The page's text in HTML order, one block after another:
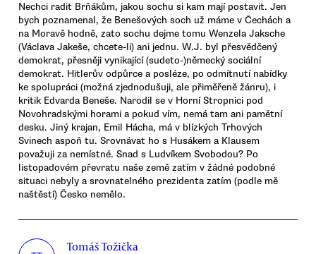
Nechci radit Brňákům, jakou sochu si kam mají postavit. Jen
bych poznamenal, že Benešových soch už máme v Čechách a
na Moravě hodně, zato sochu dejme tomu Wenzela Jaksche
(Václava Jakeše, chcete-li) ani jednu. W.J. byl přesvědčený
demokrat, přesněji vynikající (sudeto-)německý sociální
demokrat. Hitlerův odpůrce a posléze, po odmítnutí nabídky
ke spolupráci (možná zjednodušuji, ale přiměřeně žánru), i
kritik Edvarda Beneše. Narodil se v Horní Stropnici pod
Novohradskými horami a pokud vím, nemá tam ani pamětní
desku. Jiný krajan, Emil Hácha, má v blízkých Trhových
Svinech aspoň tu. Srovnávat ho s Husákem a Klausem
považuji za nemístné. Snad s Ludvíkem Svobodou? Po
listopadovém převratu naše země zatím v žádné podobné
situaci nebyly a srovnatelného prezidenta zatím (podle mě
naštěstí) Česko nemělo.
Tomáš Tožička